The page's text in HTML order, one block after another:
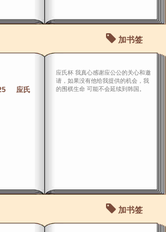
加书签
25 应氏
应氏杯 我真心感谢应公公的关心和邀
请，如果没有他给我提供的机会，我
的围棋生命 可能不会延续到韩国。
加书签